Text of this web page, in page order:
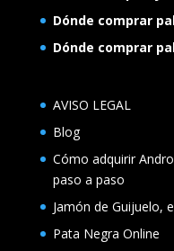
Dónde comprar
Dónde comprar
AVISO LEGAL
Blog
Cómo adquirir
paso a paso
Jamón de Guijuelo,
Pata Negra Online